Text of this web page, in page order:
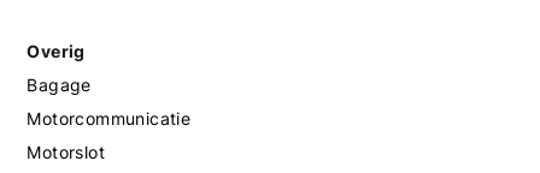
Overig
Bagage
Motorcommunicatie
Motorslot